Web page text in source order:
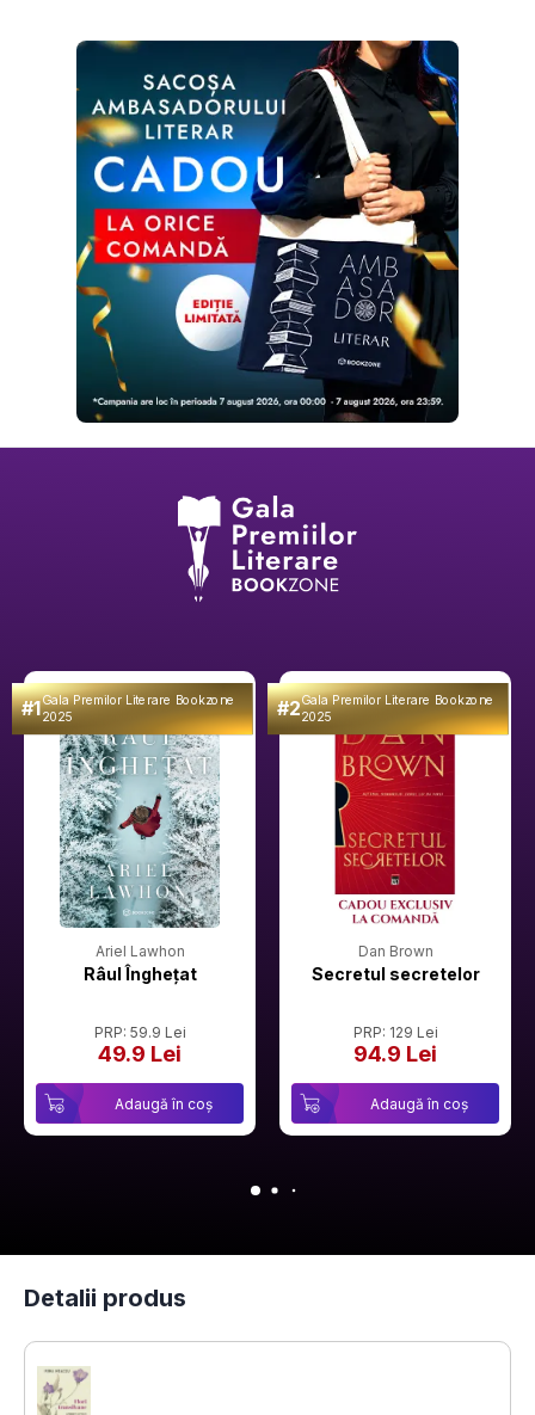
#1Gala Premilor Literare Bookzone
2025
Ariel Lawhon
Râul Înghețat
PRP: 59.9 Lei
49.9 Lei
Adaugă în coș
#2Gala Premilor Literare Bookzone
2025
Dan Brown
Secretul secretelor
PRP: 129 Lei
94.9 Lei
Adaugă în coș
Detalii produs